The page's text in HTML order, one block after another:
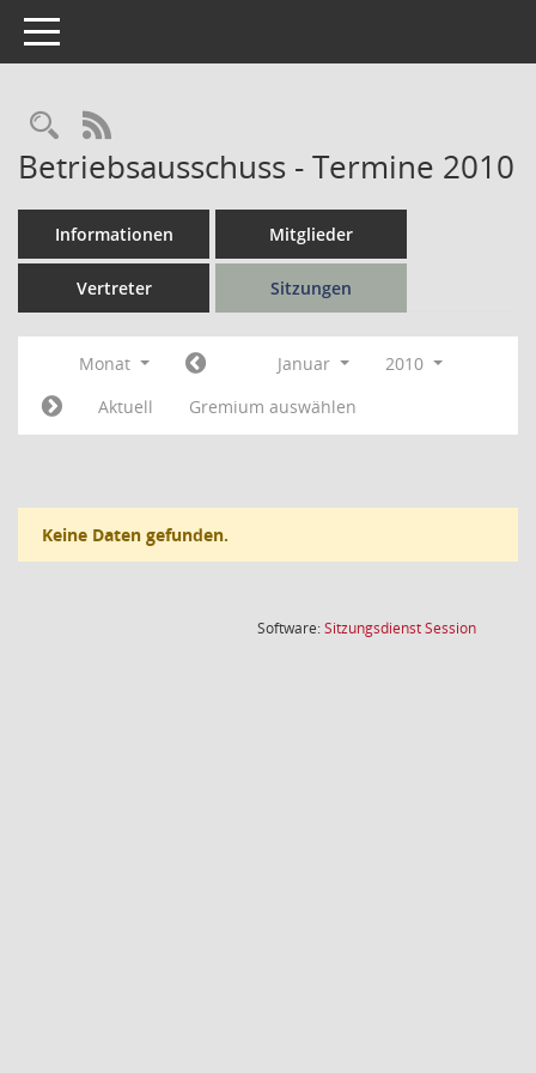
Toggle navigation
Rechercheauswahl
RSS-Feed
Betriebsausschuss - Termine 2010
Informationen Mitglieder
Vertreter Sitzungen
Monat Januar
2010
Aktuell
Gremium auswählen
Keine Daten gefunden.
Software:SitzungsdienstSession(Wird in